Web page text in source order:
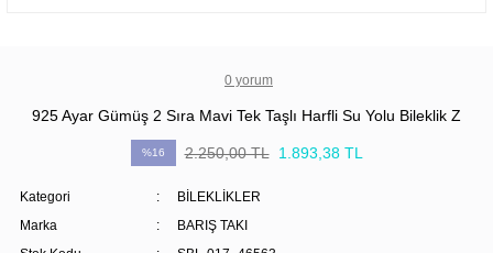
0 yorum
925 Ayar Gümüş 2 Sıra Mavi Tek Taşlı Harfli Su Yolu Bileklik Z
%16 2.250,00 TL 1.893,38 TL
Kategori
BİLEKLİKLER
Marka
BARIŞ TAKI